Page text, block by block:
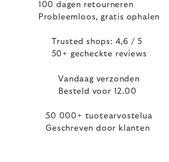
100 dagen retourneren
Probleemloos, gratis ophalen
Trusted shops: 4,6 / 5
50+ gecheckte reviews
Vandaag verzonden
Besteld voor 12.00
50 000+ tuotearvostelua
Geschreven door klanten